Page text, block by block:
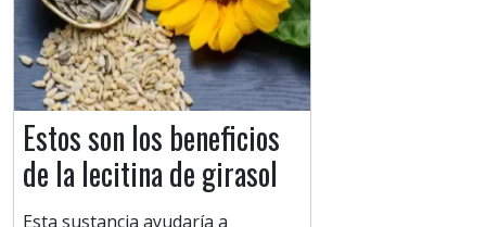
Estos son los beneficios
de la lecitina de girasol
Esta sustancia ayudaría a